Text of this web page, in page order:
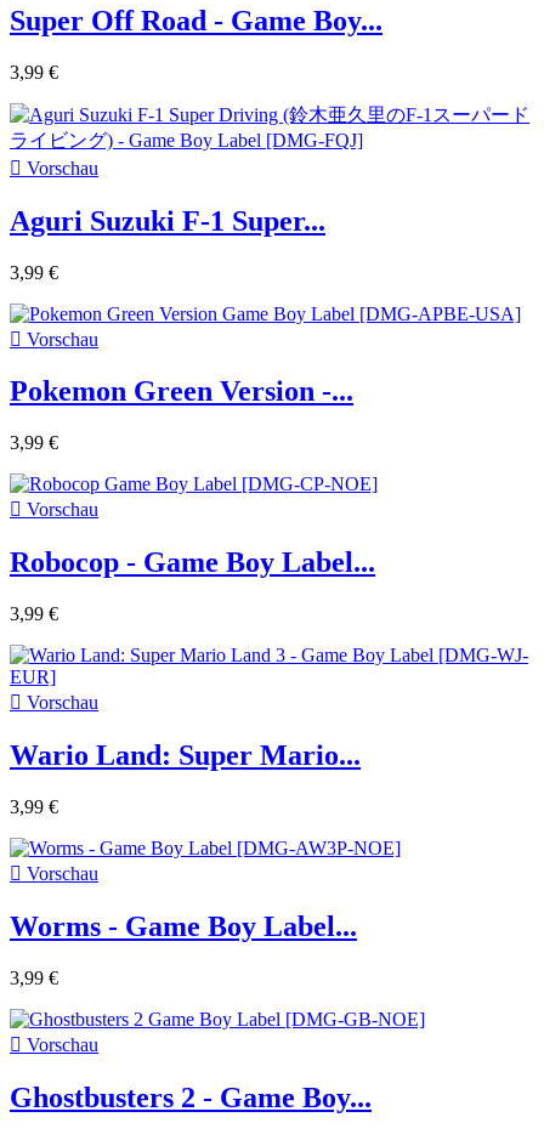
Super Off Road - Game Boy...
3,99 €
 Vorschau
Aguri Suzuki F-1 Super...
3,99 €
 Vorschau
Pokemon Green Version -...
3,99 €
 Vorschau
Robocop - Game Boy Label...
3,99 €
 Vorschau
Wario Land: Super Mario...
3,99 €
 Vorschau
Worms - Game Boy Label...
3,99 €
 Vorschau
Ghostbusters 2 - Game Boy...